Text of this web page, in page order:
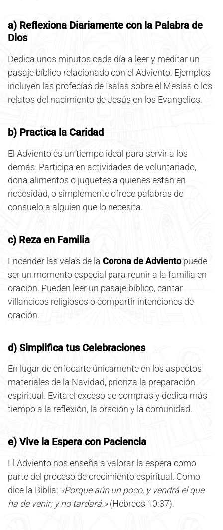
a) Reflexiona Diariamente con la Palabra de
Dios
Dedica unos minutos cada día a leer y meditar un
pasaje bíblico relacionado con el Adviento. Ejemplos
incluyen las profecías de Isaías sobre el Mesías o los
relatos del nacimiento de Jesús en los Evangelios.
b) Practica la Caridad
El Adviento es un tiempo ideal para servir a los
demás. Participa en actividades de voluntariado,
dona alimentos o juguetes a quienes están en
necesidad, o simplemente ofrece palabras de
consuelo a alguien que lo necesita.
c) Reza en Familia
Encender las velas de la Corona de Advientopuede
ser un momento especial para reunir a la familia en
oración. Pueden leer un pasaje bíblico, cantar
villancicos religiosos o compartir intenciones de
oración.
d) Simplifica tus Celebraciones
En lugar de enfocarte únicamente en los aspectos
materiales de la Navidad, prioriza la preparación
espiritual. Evita el exceso de compras y dedica más
tiempo a la reflexión, la oración y la comunidad.
e) Vive la Espera con Paciencia
El Adviento nos enseña a valorar la espera como
parte del proceso de crecimiento espiritual. Como
dice la Biblia: «Porque aún un poco, y vendrá el que
ha de venir; y no tardará.»(Hebreos 10:37).